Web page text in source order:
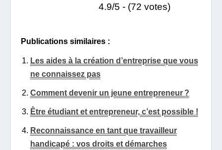
4.9/5 - (72 votes)
Publications similaires :
Les aides à la création d’entreprise que vous
ne connaissez pas
Comment devenir un jeune entrepreneur ?
Être étudiant et entrepreneur, c’est possible !
Reconnaissance en tant que travailleur
handicapé : vos droits et démarches